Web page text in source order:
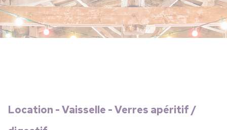
Location - Vaisselle - Verres apéritif /